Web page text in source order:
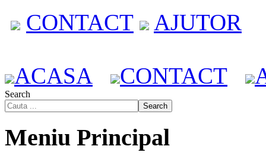
CONTACT
AJUTOR
ACASA CONTACT
Search
Search
Meniu Principal